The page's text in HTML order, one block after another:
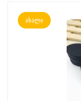
ახალი